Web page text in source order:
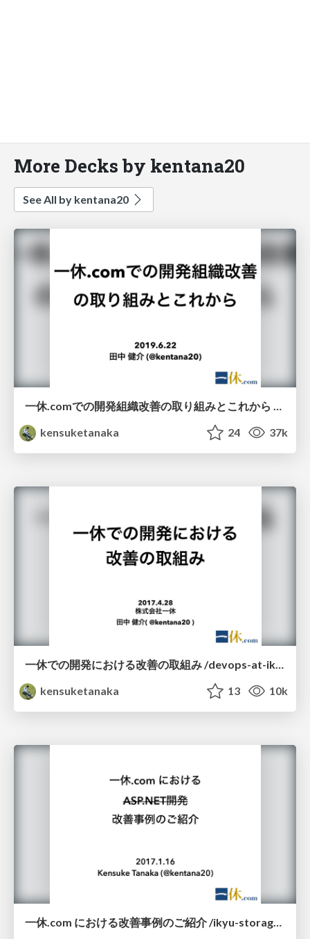
More Decks by kentana20
See All by kentana20
一休.comでの開発組織改善の取り組みとこれから /improve-ikyu-devlove-x
kensuketanaka
24 37k
kensuketanaka
13 10k
一休.com における改善事例のご紹介 /ikyu-storage-improvement